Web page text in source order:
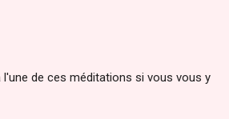
l'une de ces méditations si vous vous y